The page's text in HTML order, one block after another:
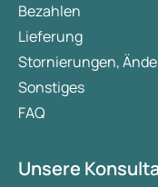
Bezahlen
Lieferung
Stornierungen,
Sonstiges
FAQ
Unsere